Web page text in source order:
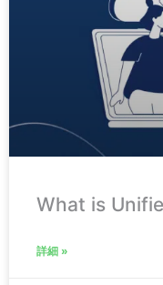
What is
詳細 »